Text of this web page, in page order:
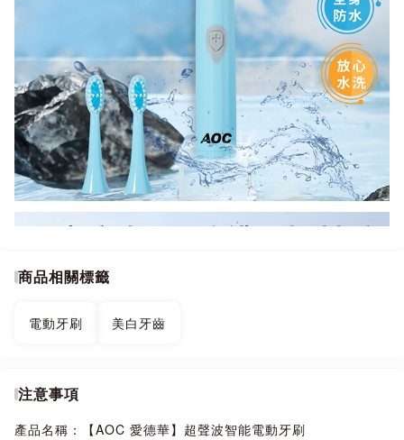
商品相關標籤
電動牙刷 美白牙齒
注意事項
產品名稱：【AOC 愛德華】超聲波智能電動牙刷